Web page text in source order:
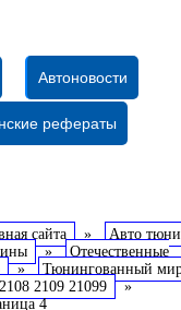
Автоновости
рефераты
сайта »
Авто
» Отечественные
» Тюнингованный
2109 21099 »
4